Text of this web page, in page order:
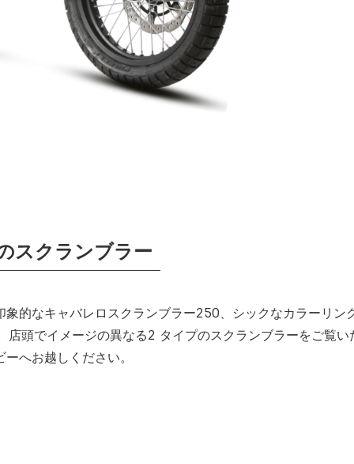
スクランブラー
的なキャバレロスクランブラー250、シックなカラーリン
頭でイメージの異なる2 タイプのスクランブラーをご覧い
へお越しください。